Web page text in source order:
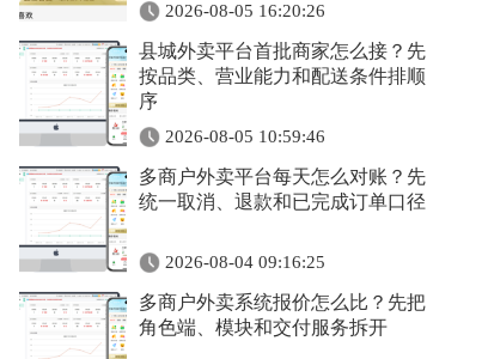
2026-08-05 16:20:26
县城外卖平台首批商家怎么接？先
按品类、营业能力和配送条件排顺
序
2026-08-05 10:59:46
多商户外卖平台每天怎么对账？先
统一取消、退款和已完成订单口径
2026-08-04 09:16:25
多商户外卖系统报价怎么比？先把
角色端、模块和交付服务拆开